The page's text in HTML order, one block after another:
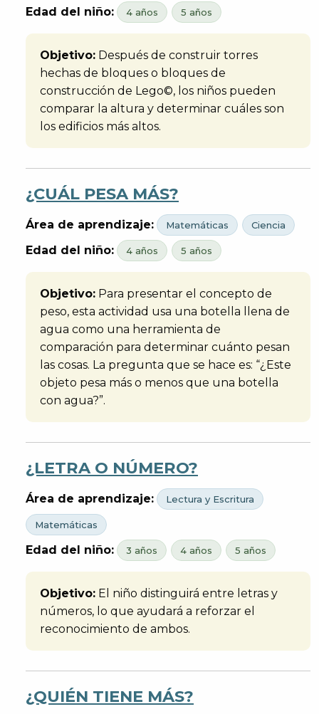
Edad del niño: 4 años 5 años
Objetivo: Después de construir torres
hechas de bloques o bloques de
construcción de Lego©, los niños pueden
comparar la altura y determinar cuáles son
los edificios más altos.
¿CUÁL PESA MÁS?
Área de aprendizaje: Matemáticas Ciencia
Edad del niño: 4 años 5 años
Objetivo: Para presentar el concepto de
peso, esta actividad usa una botella llena de
agua como una herramienta de
comparación para determinar cuánto pesan
las cosas. La pregunta que se hace es: “¿Este
objeto pesa más o menos que una botella
con agua?”.
¿LETRA O NÚMERO?
Área de aprendizaje: Lectura y Escritura
Matemáticas
Edad del niño: 3 años 4 años 5 años
Objetivo: El niño distinguirá entre letras y
números, lo que ayudará a reforzar el
reconocimiento de ambos.
¿QUIÉN TIENE MÁS?